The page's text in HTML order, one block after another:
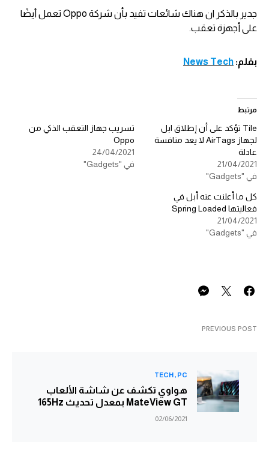
جدير بالذكر ان هناك شائعات تفيد بأن شركة Oppo تعمل أيضًا
على أجهزة تعقب.
بقلم: News Tech
مرتبط
Tile تؤكد على أن إطلاق ابل
لجهاز AirTags لا يعد منافسة
عادلة
21/04/2021
في "Gadgets"
تسريب جهاز التعقب الذكي من
Oppo
24/04/2021
في "Gadgets"
كل ما أعلنت عنه أبل في
فعاليتها Spring Loaded
21/04/2021
في "Gadgets"
PREVIOUS POST
PC
TECH
هواوي تكشف عن شاشة الألعاب
MateView GT بمعدل تحديث 165Hz
02/06/2021